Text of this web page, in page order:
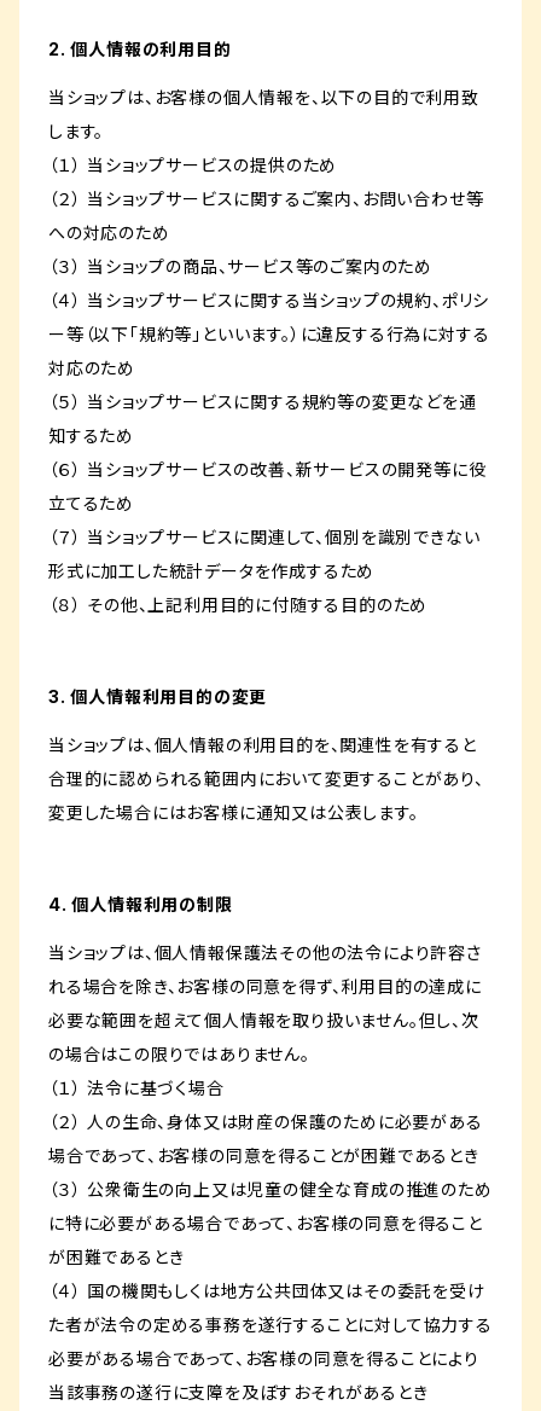
2. 個人情報の利用目的
当ショップは、お客様の個人情報を、以下の目的で利用致
します。
（１） 当ショップサービスの提供のため
（２） 当ショップサービスに関するご案内、お問い合わせ等
への対応のため
（３） 当ショップの商品、サービス等のご案内のため
（４） 当ショップサービスに関する当ショップの規約、ポリシ
ー等（以下「規約等」といいます。）に違反する行為に対する
対応のため
（５） 当ショップサービスに関する規約等の変更などを通
知するため
（６） 当ショップサービスの改善、新サービスの開発等に役
立てるため
（７） 当ショップサービスに関連して、個別を識別できない
形式に加工した統計データを作成するため
（８） その他、上記利用目的に付随する目的のため
3. 個人情報利用目的の変更
当ショップは、個人情報の利用目的を、関連性を有すると
合理的に認められる範囲内において変更することがあり、
変更した場合にはお客様に通知又は公表します。
4. 個人情報利用の制限
当ショップは、個人情報保護法その他の法令により許容さ
れる場合を除き、お客様の同意を得ず、利用目的の達成に
必要な範囲を超えて個人情報を取り扱いません。但し、次
の場合はこの限りではありません。
（１） 法令に基づく場合
（２） 人の生命、身体又は財産の保護のために必要がある
場合であって、お客様の同意を得ることが困難であるとき
（３） 公衆衛生の向上又は児童の健全な育成の推進のため
に特に必要がある場合であって、お客様の同意を得ること
が困難であるとき
（４） 国の機関もしくは地方公共団体又はその委託を受け
た者が法令の定める事務を遂行することに対して協力する
必要がある場合であって、お客様の同意を得ることにより
当該事務の遂行に支障を及ぼすおそれがあるとき